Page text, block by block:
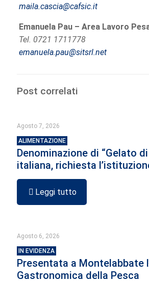
maila.cascia@cafsic.it
Emanuela Pau – Area Lavoro
Tel. 0721 1711778
emanuela.pau@sitsrl.net
Post correlati
Agosto 7, 2026
ALIMENTAZIONE
Denominazione di “Gelato
italiana, richiesta
Leggi tutto
Agosto 6, 2026
IN EVIDENZA
Presentata a Montelabbate
Gastronomica della Pesca